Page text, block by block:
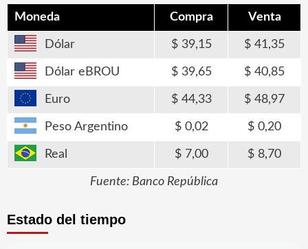
Moneda Compra Venta
Dólar 39,15 41,35
Dólar eBROU 39,65 40,85
Euro 44,33 48,97
Peso Argentino 0,02 0,20
Real 7,00 8,70
Fuente: Banco República
Estado del tiempo